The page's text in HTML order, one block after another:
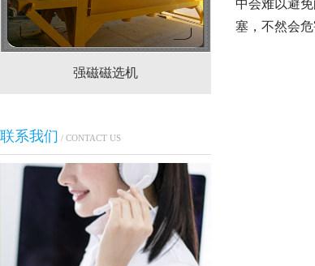
强磁磁选机
联系我们 / CONTACT US
中会难以避
塞，不然会